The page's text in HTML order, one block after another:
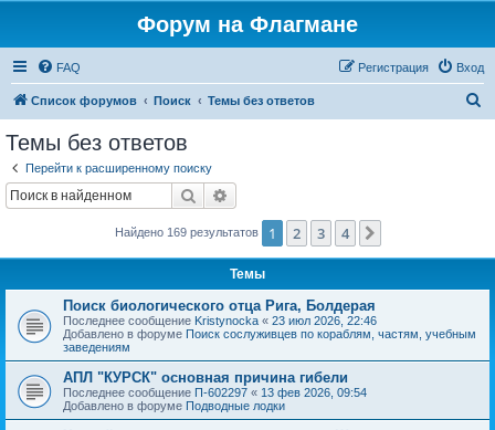
Форум на Флагмане
FAQ Вход
Регистрация
Список форумов Поиск Темы без ответов
Темы без ответов
Перейти к расширенному поиску
Поиск
Найдено 169 результатов 1 2 3 4
Темы
Поиск биологического отца Рига, Болдерая
Последнее сообщение Kristynocka « 23 июл 2026, 22:46
Добавлено в форуме Поиск сослуживцев по кораблям, частям, учебным
заведениям
АПЛ "КУРСК" основная причина гибели
Последнее сообщение П-602297 « 13 фев 2026, 09:54
Добавлено в форуме Подводные лодки